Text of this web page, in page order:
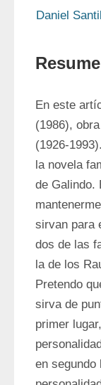
Daniel
En este
(1986),
(1926-
la novela
de Galindo.
sirvan para
dos de las
la de los
Pretendo
sirva de
primer
en segundo